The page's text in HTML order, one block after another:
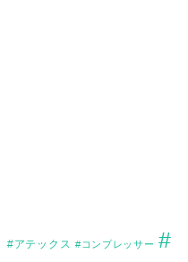
#アテックス #コンプレッサー #